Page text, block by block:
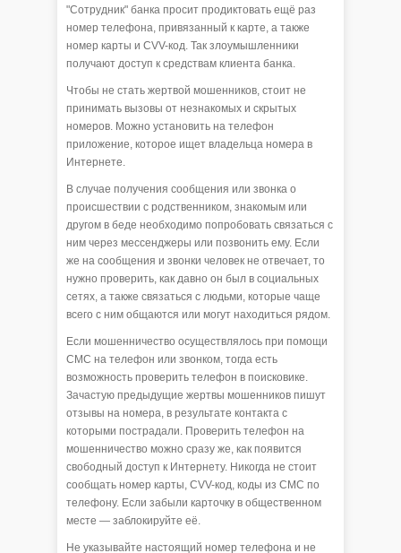
"Сотрудник" банка просит продиктовать ещё раз
номер телефона, привязанный к карте, а также
номер карты и CVV-код. Так злоумышленники
получают доступ к средствам клиента банка.
Чтобы не стать жертвой мошенников, стоит не
принимать вызовы от незнакомых и скрытых
номеров. Можно установить на телефон
приложение, которое ищет владельца номера в
Интернете.
В случае получения сообщения или звонка о
происшествии с родственником, знакомым или
другом в беде необходимо попробовать связаться с
ним через мессенджеры или позвонить ему. Если
же на сообщения и звонки человек не отвечает, то
нужно проверить, как давно он был в социальных
сетях, а также связаться с людьми, которые чаще
всего с ним общаются или могут находиться рядом.
Если мошенничество осуществлялось при помощи
СМС на телефон или звонком, тогда есть
возможность проверить телефон в поисковике.
Зачастую предыдущие жертвы мошенников пишут
отзывы на номера, в результате контакта с
которыми пострадали. Проверить телефон на
мошенничество можно сразу же, как появится
свободный доступ к Интернету. Никогда не стоит
сообщать номер карты, CVV-код, коды из СМС по
телефону. Если забыли карточку в общественном
месте — заблокируйте её.
Не указывайте настоящий номер телефона и не